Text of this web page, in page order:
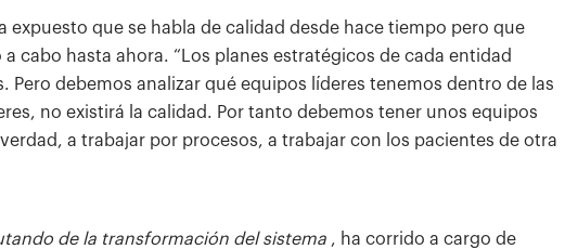
expuesto que se habla de calidad desde hace tiempo pero que
cabo hasta ahora. “Los planes estratégicos de cada entidad
debemos analizar qué equipos líderes tenemos dentro de las
no existirá la calidad. Por tanto debemos tener unos equipos
a trabajar por procesos, a trabajar con los pacientes de otra
de la transformación del sistema, ha corrido a cargo de